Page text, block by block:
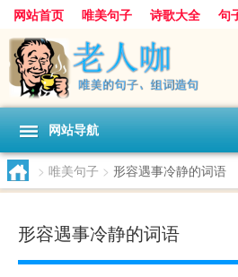
网站首页 唯美句子 诗歌大全 句
人生感悟
其他美文 美文欣赏
感人故事
句子分类
网站导航
> 唯美句子 > 形容遇事冷静的词语
形容遇事冷静的词语